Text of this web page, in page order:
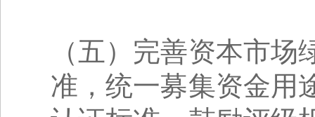
（五）完善资本市
准，统一募集资金用